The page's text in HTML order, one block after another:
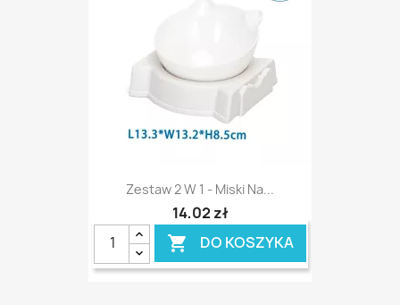
Zestaw 2 W 1 - Miski Na...
14,02 zł
 DO KOSZYKA